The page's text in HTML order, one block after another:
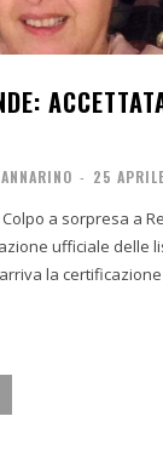
- 25
ufficiale delle
la